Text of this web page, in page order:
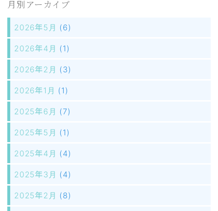
月別アーカイブ
2026年5月 (6)
2026年4月 (1)
2026年2月 (3)
2026年1月 (1)
2025年6月 (7)
2025年5月 (1)
2025年4月 (4)
2025年3月 (4)
2025年2月 (8)